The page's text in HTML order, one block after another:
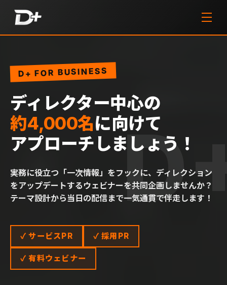
D+ FOR BUSINESS
ディレクター中心の
約4,000名に向けて
アプローチしましょう！
実務に役立つ「一次情報」をフックに、ディレクション
をアップデートするウェビナーを共同企画しませんか？
テーマ設計から当日の配信まで一気通貫で伴走します！
✓ サービスPR ✓ 採用PR
✓ 有料ウェビナー